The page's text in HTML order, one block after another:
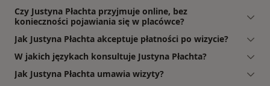
Czy Justyna Płachta przyjmuje online, bez
konieczności pojawiania się w placówce?
Jak Justyna Płachta akceptuje płatności po wizycie?
W jakich językach konsultuje Justyna Płachta?
Jak Justyna Płachta umawia wizyty?